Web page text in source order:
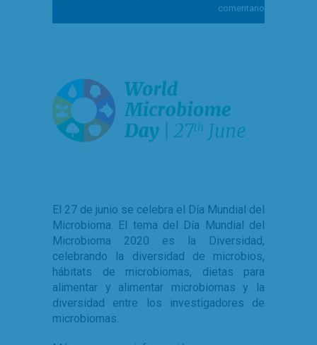
comentarios
El 27 de junio se celebra el Día Mundial del
Microbioma. El tema del Día Mundial del
Microbioma 2020 es la Diversidad,
celebrando la diversidad de microbios,
hábitats de microbiomas, dietas para
alimentar y alimentar microbiomas y la
diversidad entre los investigadores de
microbiomas.